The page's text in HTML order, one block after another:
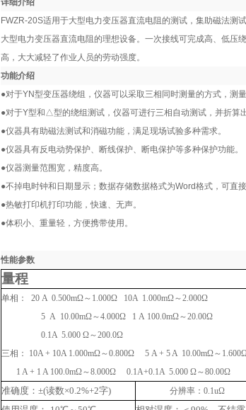
FWZR-20S适用于大型电力变压器直流电阻的测试，集助磁法测
大型电力变压器直流电阻的理想设备。一次接线可完成高、低压
高，大大减轻了作业人员的劳动强度。
功能介绍
●对于YN型变压器绕组，仪器可以采取三相同时测量的方式，测量
●对于Y型和△型的绕组测试，仪器可进行三相自动测试，并折算
●仪器具有助磁法测试和消磁功能，满足现场试验多种需求。
●仪器具有反电动势保护、断线保护、断电保护等多种保护功能。
●仪器测量范围宽，精度高。
●不掉电时钟和日期显示；数据存储数据格式为Word格式，可直
●热敏打印机打印功能，快速、无声。
●体积小、重量轻，方便携带使用。
性能参数
量程
单相： 20 A 0.500mΩ～ 1.000Ω 10A 1.000mΩ～2.000Ω
5 A 10.00mΩ～4.000Ω 1 A 100.0mΩ～20.00Ω
0.1A 5.000 Ω～200.0Ω
三相：
10A + 10A 1.000mΩ～0.800Ω 5 A + 5 A 10.00mΩ～ 1.600
1 A + 1 A 100.0mΩ～8.000Ω 0.1A+0.1A 5.000 Ω～80.00Ω
准确度：±(读数×0.2%+2字) 分辨率： 0.1uΩ